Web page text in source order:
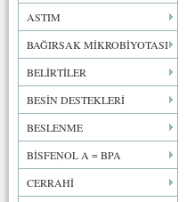
ASTIM
BAĞIRSAK MİKROBİYOTASI
BELİRTİLER
BESİN DESTEKLERİ
BESLENME
BİSFENOL A = BPA
CERRAHİ